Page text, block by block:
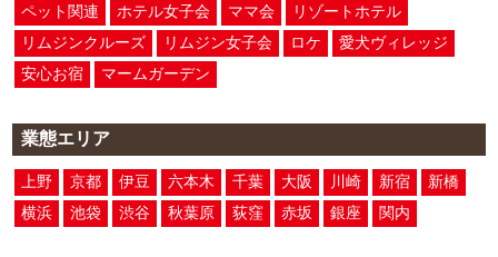
ペット関連
ホテル女子会 ママ会
リゾートホテル
リムジンクルーズ
リムジン女子会 ロケ
愛犬ヴィレッジ
安心お宿
マームガーデン
業態エリア
上野 京都 伊豆 六本木 千葉 大阪 川崎 新宿
新橋
横浜
池袋 渋谷 秋葉原 荻窪 赤坂 銀座 関内